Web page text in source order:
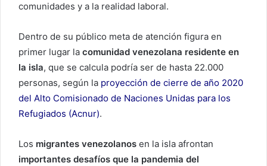
comunidades y a la realidad laboral.
Dentro de su público meta de atención figura en
primer lugar la comunidad venezolana residente en
la isla, que se calcula podría ser de hasta 22.000
personas, según la proyección de cierre de año 2020
del Alto Comisionado de Naciones Unidas para los
Refugiados (Acnur).
Los migrantes venezolanos en la isla afrontan
importantes desafíos que la pandemia del